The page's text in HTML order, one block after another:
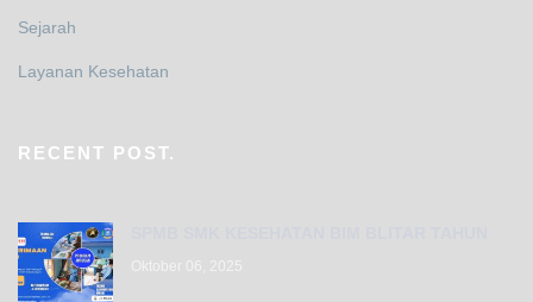
Sejarah
Layanan Kesehatan
RECENT POST.
Oktober 06, 2025